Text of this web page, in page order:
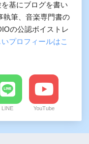
基にブログを書い
執筆、音楽専門書の
の公認ボイストレ
プロフィールはこ
LINE YouTube